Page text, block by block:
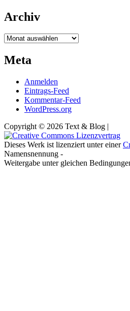
Archiv
Archiv
Meta
Anmelden
Eintrags-Feed
Kommentar-Feed
WordPress.org
Copyright © 2026 Text & Blog |
Dieses Werk ist lizenziert unter einer
Namensnennung -
Weitergabe unter gleichen